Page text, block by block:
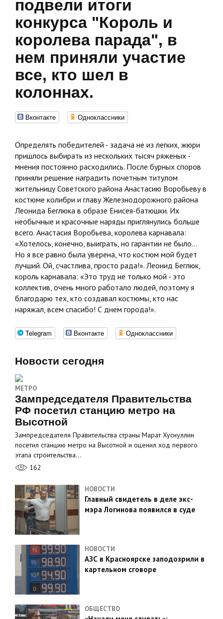
подвели итоги
конкурса "Король и
королева парада", в
нем приняли участие
все, кто шел в
колоннах.
Вконтакте Одноклассники
Определять победителей - задача не из легких, жюри
пришлось выбирать из нескольких тысяч ряженых -
мнения постоянно расходились. После бурных споров
приняли решение наградить почетным титулом
жительницу Советского района Анастасию Воробьеву в
костюме колибри и главу Железнодорожного района
Леонида Беглюка в образе Енисея-батюшки. Их
необычные и красочные наряды приглянулись больше
всего. Анастасия Воробьева, королева карнавала:
«Хотелось, конечно, выиграть, но гарантии не было...
Но я все равно была уверена, что костюм мой будет
лучший. Ой, счастлива, просто рада!». Леонид Беглюк,
король карнавала: «Это труд не только мой - это
коллектив, очень много работало людей, поэтому я
благодарю тех, кто создавал костюмы, кто нас
наряжал, всем спасибо! С днем города!».
Telegram Вконтакте Одноклассники
Новости сегодня
МЕТРО
Зампредседателя Правительства
РФ посетил станцию метро на
Высотной
Зампредседателя Правительства страны Марат Хуснуллин
посетил станцию метро на Высотной и оценил ход первого
этапа строительства…
162
НОВОСТИ
Главный свидетель в деле экс-
мэра Логинова появился в суде
НОВОСТИ
АЗС в Красноярске заподозрили в
картельном сговоре
ОБЩЕСТВО